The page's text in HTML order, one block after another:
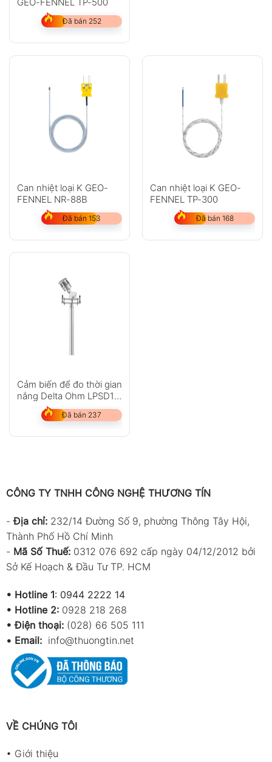
Đã bán 252
Can nhiệt loại K GEO-
FENNEL NR-88B
Đã bán 153
Can nhiệt loại K GEO-
FENNEL TP-300
Đã bán 168
Cảm biến để đo thời gian
nắng Delta Ohm LPSD18
Đã bán 237
CÔNG TY TNHH CÔNG NGHỆ THƯƠNG TÍN
-Địa chỉ: 232/14 Đường Số 9, phường Thông Tây Hội,
Thành Phố Hồ Chí Minh
- Mã Số Thuế: 0312 076 692 cấp ngày 04/12/2012 bởi
Sở Kế Hoạch & Đầu Tư TP. HCM
• Hotline 1: 0944 2222 14
• Hotline 2: 0928 218 268
• Điện thoại: (028) 66 505 111
• Email: info@thuongtin.net
VỀ CHÚNG TÔI
• Giới thiệu